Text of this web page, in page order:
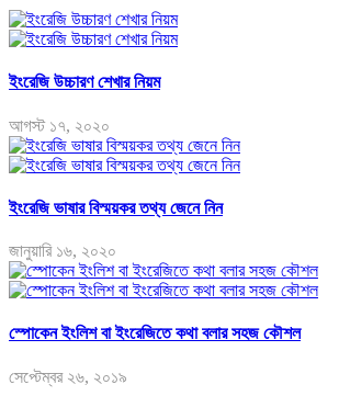
ইংরেজি উচ্চারণ শেখার নিয়ম
আগস্ট ১৭, ২০২০
ইংরেজি ভাষার বিস্ময়কর তথ্য জেনে নিন
জানুয়ারি ১৬, ২০২০
স্পোকেন ইংলিশ বা ইংরেজিতে কথা বলার সহজ কৌশল
সেপ্টেম্বর ২৬, ২০১৯